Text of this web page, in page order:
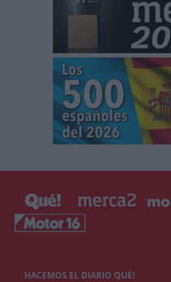
HACEMOS EL DIARIO QUÉ!